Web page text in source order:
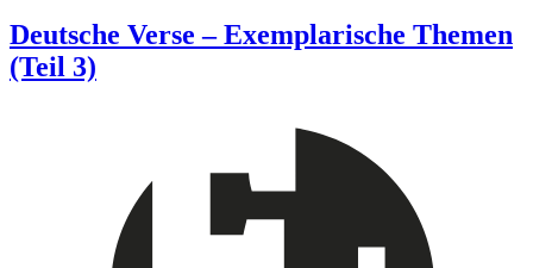
Deutsche Verse – Exemplarische Themen
(Teil 3)